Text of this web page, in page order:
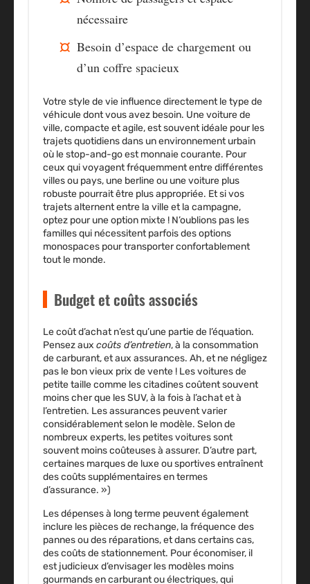
nécessaire
Besoin d’espace de chargement ou
d’un coffre spacieux
Votre style de vie influence directement le type de
véhicule dont vous avez besoin. Une voiture de
ville, compacte et agile, est souvent idéale pour les
trajets quotidiens dans un environnement urbain
où le stop-and-go est monnaie courante. Pour
ceux qui voyagent fréquemment entre différentes
villes ou pays, une berline ou une voiture plus
robuste pourrait être plus appropriée. Et si vos
trajets alternent entre la ville et la campagne,
optez pour une option mixte ! N’oublions pas les
familles qui nécessitent parfois des options
monospaces pour transporter confortablement
tout le monde.
Budget et coûts associés
Le coût d’achat n’est qu’une partie de l’équation.
Pensez aux coûts d’entretien, à la consommation
de carburant, et aux assurances. Ah, et ne négligez
pas le bon vieux prix de vente ! Les voitures de
petite taille comme les citadines coûtent souvent
moins cher que les SUV, à la fois à l’achat et à
l’entretien. Les assurances peuvent varier
considérablement selon le modèle. Selon de
nombreux experts, les petites voitures sont
souvent moins coûteuses à assurer. D’autre part,
certaines marques de luxe ou sportives entraînent
des coûts supplémentaires en termes
d’assurance. »)
Les dépenses à long terme peuvent également
inclure les pièces de rechange, la fréquence des
pannes ou des réparations, et dans certains cas,
des coûts de stationnement. Pour économiser, il
est judicieux d’envisager les modèles moins
gourmands en carburant ou électriques, qui